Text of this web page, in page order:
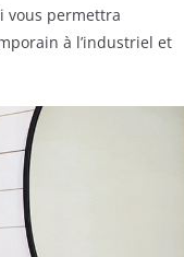
vous permettra
à l’industriel et